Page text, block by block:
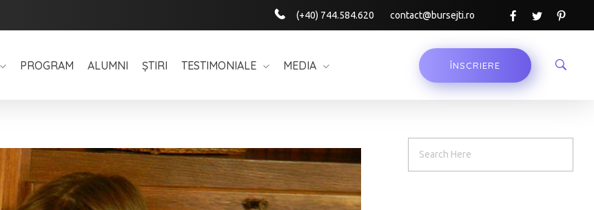
(+40) 744.584.620 contact@bursejti.ro
ÎNSCRIERE
PROGRAM ALUMNI ȘTIRI TESTIMONIALE MEDIA